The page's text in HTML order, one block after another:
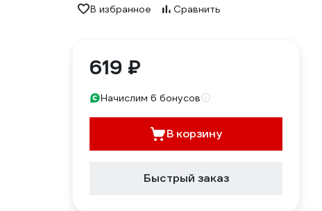
В избранное Сравнить
619 ₽
Начислим 6 бонусов
В корзину
Быстрый заказ